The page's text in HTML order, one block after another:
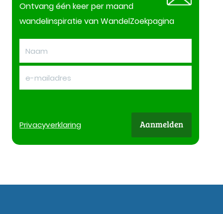
Ontvang één keer per maand
wandelinspiratie van WandelZoekpagina
Privacyverklaring Aanmelden